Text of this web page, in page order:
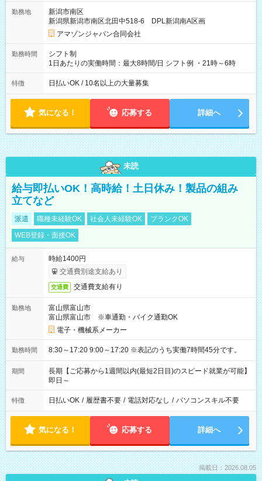
☆Amazon直雇用で安定して働けます！ 【試用期間】試用期間
あり 試用期間の長さ：1週間 雇用形態、給与は本採用時と同じ
です。
勤務地
新潟市南区
新潟県新潟市南区北田中518-6 DPL新潟南A区画
アマゾンジャパン合同会社
勤務時間
シフト制
1日あたりの実働時間：最大8時間/日 シフト例 ・21時～6時
特徴 日払いOK / 10名以上の大量募集
気になる！ 応募する 詳細へ
未読
給与即払いOK！高時給！土日休み！製品の組み
立てなど
派遣 職種未経験OK 社会人未経験OK
ブランクOK
WEB登録・面接OK
給与
時給1400円
交通費別途支給あり
交通費 交通費支給有り
勤務地
富山県富山市
富山県富山市 ※車通勤・バイク通勤OK
電子・機械系メーカー
勤務時間 8:30～17:20 9:00～17:20 ※表記のうち実働7時間45分です。
期間
長期【ご応募から1週間以内(最短2日目)のスピード就業が可能】
即日～
特徴 日払いOK / 履歴書不要 / 電話対応なし / パソコンスキル不要
気になる！ 応募する 詳細へ
掲載日：2026.08.05